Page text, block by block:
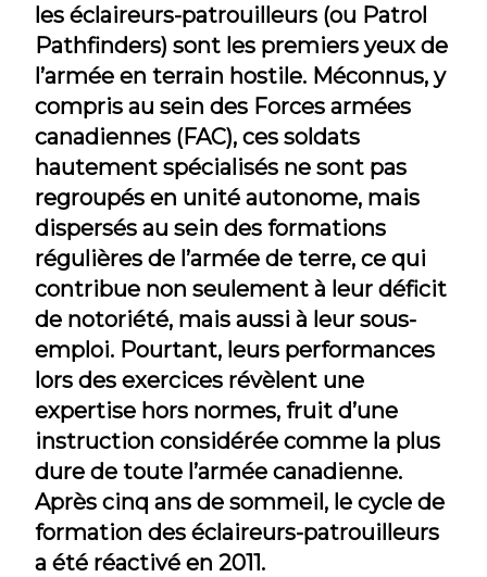
les éclaireurs-patrouilleurs (ou Patrol
Pathfinders) sont les premiers yeux de
l’armée en terrain hostile. Méconnus, y
compris au sein des Forces armées
canadiennes (FAC), ces soldats
hautement spécialisés ne sont pas
regroupés en unité autonome, mais
dispersés au sein des formations
régulières de l’armée de terre, ce qui
contribue non seulement à leur déficit
de notoriété, mais aussi à leur sous-
emploi. Pourtant, leurs performances
lors des exercices révèlent une
expertise hors normes, fruit d’une
instruction considérée comme la plus
dure de toute l’armée canadienne.
Après cinq ans de sommeil, le cycle de
formation des éclaireurs-patrouilleurs
a été réactivé en 2011.